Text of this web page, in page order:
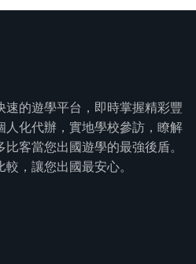
速的遊學平台，即時掌握精彩豐
人化代辦，實地學校參訪，瞭解
客當您出國遊學的最強後盾。
，讓您出國最安心。